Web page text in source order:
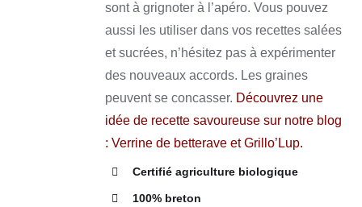
sont à grignoter à l’apéro. Vous pouvez
aussi les utiliser dans vos recettes salées
et sucrées, n’hésitez pas à expérimenter
des nouveaux accords. Les graines
peuvent se concasser. Découvrez une
idée de recette savoureuse sur notre blog
:Verrine de betterave et Grillo’Lup.
Certifié agriculture biologique
100% breton